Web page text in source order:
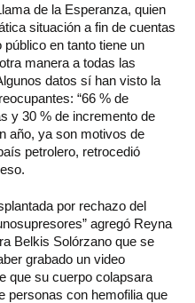
de la Esperanza, quien
situación a fin de cuentas
en tanto tiene un
manera a todas las
datos sí han visto la
“66 % de
y 30 % de incremento de
año, ya son motivos de
petrolero, retrocedió
por rechazo del
agregó Reyna
Belkis Solórzano que se
grabado un video
que su cuerpo colapsara
personas con hemofilia que